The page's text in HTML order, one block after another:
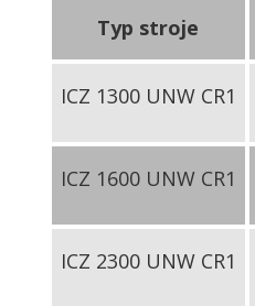
Typ stroje
ICZ 1300 UNW CR1
ICZ 1600 UNW CR1
ICZ 2300 UNW CR1